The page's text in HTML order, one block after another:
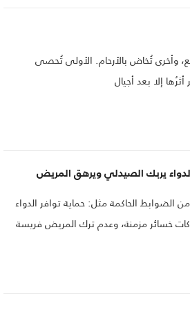
وأخرى تُخاض بالأرحام. الأولى تُحصى
إلا بعد أجيال
يربك الصيدلي ويرهق المريض
الحاكمة مثل: حماية توافر الدواء
خسائر مزمنة، وعدم ترك المريض فريسة
الدواء كل فترة مناسبة بناءً على: مؤشر